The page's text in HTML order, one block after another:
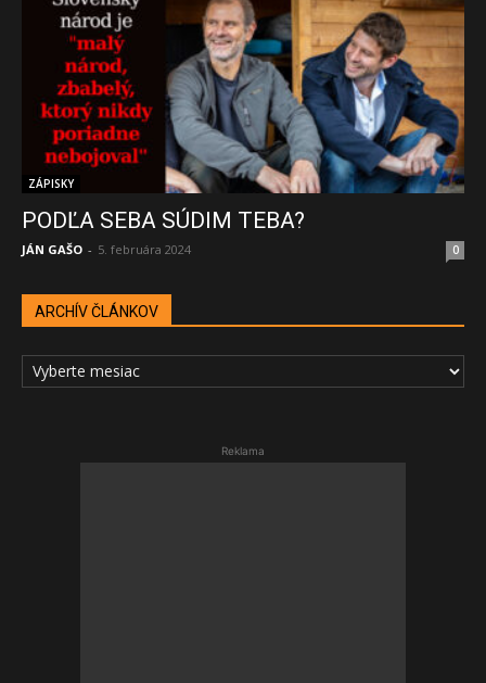
ZÁPISKY
PODĽA SEBA SÚDIM TEBA?
JÁN GAŠO - 5. februára 2024 0
ARCHÍV ČLÁNKOV
ARCHÍV
ČLÁNKOV
Reklama